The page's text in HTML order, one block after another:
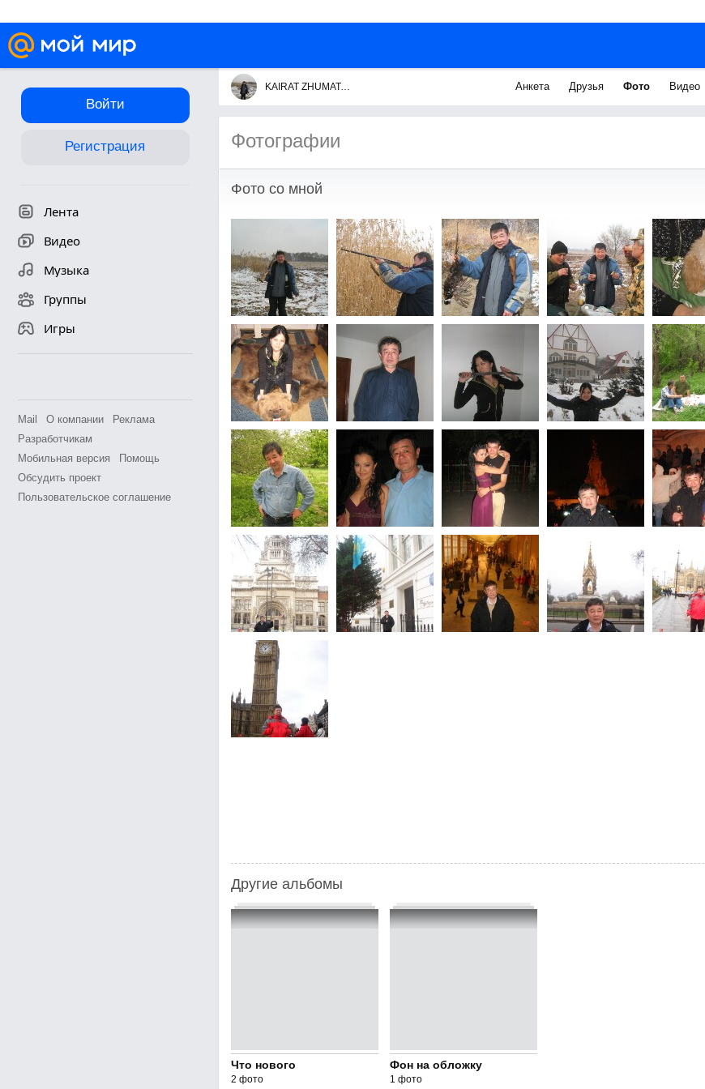
Войти
Регистрация
Лента
Видео
Музыка
Группы
Игры
Mail О компании
Реклама
Разработчикам
Мобильная версия
Помощь
Обсудить проект
Пользовательское соглашение
KAIRAT ZHUMATAYEV Анкета Друзья Фото Видео
Фотографии
Фото со мной
Другие альбомы
Что нового
2 фото
Фон на обложку
1 фото